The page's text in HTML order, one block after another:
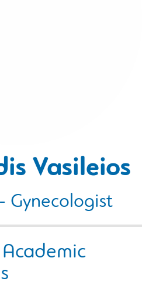
Vasileios
Gynecologist